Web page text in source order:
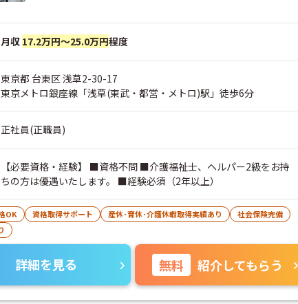
月収 17.2万円～25.0万円程度
東京都 台東区 浅草2-30-17
東京メトロ銀座線「浅草(東武・都営・メトロ)駅」徒歩6分
正社員(正職員)
【必要資格・経験】 ■資格不問 ■介護福祉士、ヘルパー2級をお持
ちの方は優遇いたします。 ■経験必須（2年以上）
OK 資格取得サポート 産休･育休･介護休暇取得実績あり
社会保険完備
詳細を見る 無料 紹介してもらう